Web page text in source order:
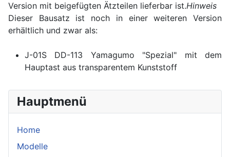
Hauptmenü
Home
Modelle
Version mit beigefügten Ätzteilen lieferbar ist.Hinweis
Dieser Bausatz ist noch in einer weiteren Version
erhältlich und zwar als:
J-01S DD-113 Yamagumo "Spezial" mit dem
Hauptast aus transparentem Kunststoff